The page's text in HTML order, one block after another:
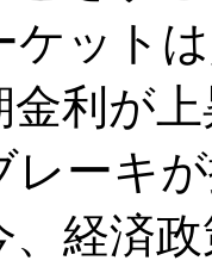
ケット
利が
レーキ
、経済